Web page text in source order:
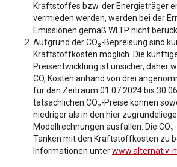
Kraftstoffes bzw. der Energieträger
vermieden werden, werden bei der
Emissionen gemäß WLTP nicht
Aufgrund der CO₂-Bepreisung sind
Kraftstoffkosten möglich. Die künftige
Preisentwicklung ist unsicher, daher
CO, Kosten anhand von drei
für den Zeitraum 01.07.2024 bis
tatsächlichen CO₂-Preise können
niedriger als in den hier
Modellrechnungen ausfallen. Die
Tanken mit den Kraftstoffkosten zu
Informationen unterwww.alternativ-